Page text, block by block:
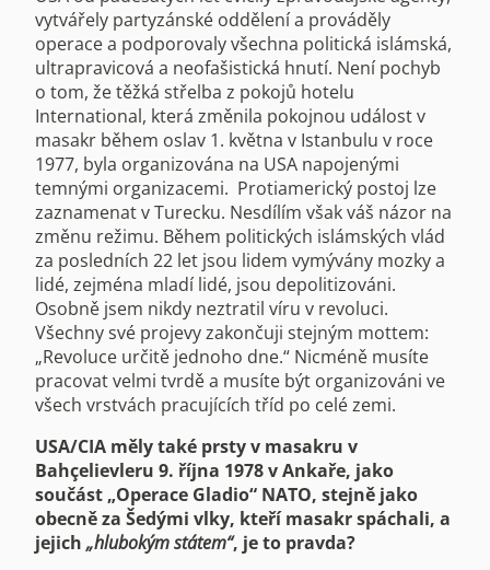
vytvářely partyzánské oddělení a prováděly
operace a podporovaly všechna politická islámská,
ultrapravicová a neofašistická hnutí. Není pochyb
o tom, že těžká střelba z pokojů hotelu
International, která změnila pokojnou událost v
masakr během oslav 1. května v Istanbulu v roce
1977, byla organizována na USA napojenými
temnými organizacemi. Protiamerický postoj lze
zaznamenat v Turecku. Nesdílím však váš názor na
změnu režimu. Během politických islámských vlád
za posledních 22 let jsou lidem vymývány mozky a
lidé, zejména mladí lidé, jsou depolitizováni.
Osobně jsem nikdy neztratil víru v revoluci.
Všechny své projevy zakončuji stejným mottem:
„Revoluce určitě jednoho dne.“ Nicméně musíte
pracovat velmi tvrdě a musíte být organizováni ve
všech vrstvách pracujících tříd po celé zemi.
USA/CIA měly také prsty v masakru v
Bahçelievleru 9. října 1978 v Ankaře, jako
součást „Operace Gladio“ NATO, stejně jako
obecně za Šedými vlky, kteří masakr spáchali, a
jejich „hlubokým státem“, je to pravda?